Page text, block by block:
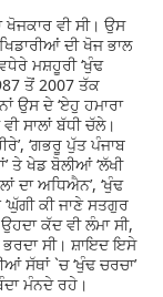
ਖੋਜਕਾਰ ਵੀ ਸੀ। ਉਸ
ਦੀ ਖੋਜ ਭਾਲ
ਮਸ਼ਹੂਰੀ ‘ਖੁੰਢ
ਤੋਂ 2007 ਤੱਕ
ਉਸ ਦੇ ‘ਏਹੁ ਹਮਾਰਾ
ਵੀ ਸਾਲਾਂ ਬੱਧੀ ਚੱਲੇ।
‘ਗਭਰੂ ਪੁੱਤ ਪੰਜਾਬ
ਤੇ ਖੇਡ ਬੋਲੀਆਂ ‘ਲੱਖੀ
ਦਾ ਅਧਿਐਨ’, ‘ਖੁੰਢ
‘ਘੁੱਗੀ ਕੀ ਜਾਣੇ ਸਤਗੁਰ
ਕੱਦ ਵੀ ਲੰਮਾ ਸੀ,
ਭਰਦਾ ਸੀ। ਸ਼ਾਇਦ ਇਸੇ
ਸੱਥਾਂ `ਚ ‘ਖੁੰਢ ਚਰਚਾ’
ਮੰਨਦੇ ਰਹੇ।